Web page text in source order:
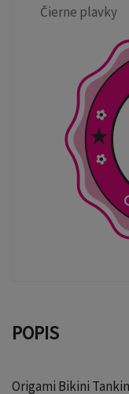
Čierne plavky
POPIS
Origami Bikini